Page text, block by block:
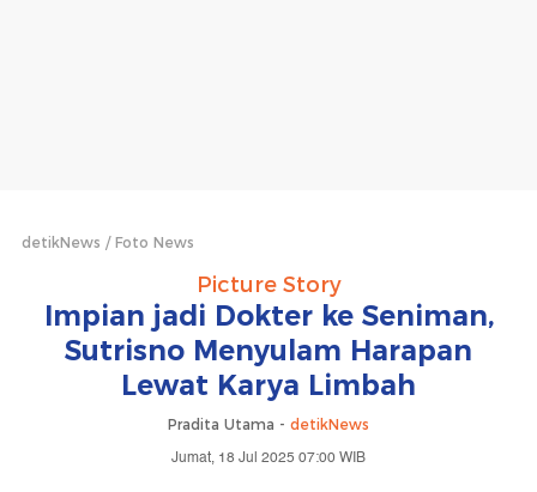
detikNews Foto News
Picture Story
Impian jadi Dokter ke Seniman,
Sutrisno Menyulam Harapan
Lewat Karya Limbah
Pradita Utama - detikNews
Jumat, 18 Jul 2025 07:00 WIB